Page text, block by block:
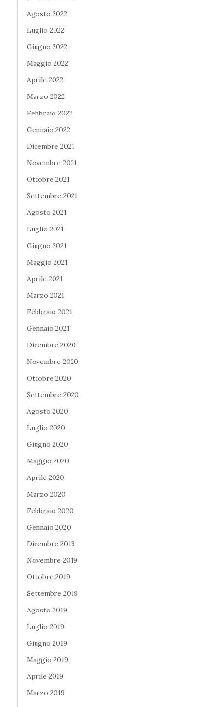
Agosto 2022
Luglio 2022
Giugno 2022
Maggio 2022
Aprile 2022
Marzo 2022
Febbraio 2022
Gennaio 2022
Dicembre 2021
Novembre 2021
Ottobre 2021
Settembre 2021
Agosto 2021
Luglio 2021
Giugno 2021
Maggio 2021
Aprile 2021
Marzo 2021
Febbraio 2021
Gennaio 2021
Dicembre 2020
Novembre 2020
Ottobre 2020
Settembre 2020
Agosto 2020
Luglio 2020
Giugno 2020
Maggio 2020
Aprile 2020
Marzo 2020
Febbraio 2020
Gennaio 2020
Dicembre 2019
Novembre 2019
Ottobre 2019
Settembre 2019
Agosto 2019
Luglio 2019
Giugno 2019
Maggio 2019
Aprile 2019
Marzo 2019